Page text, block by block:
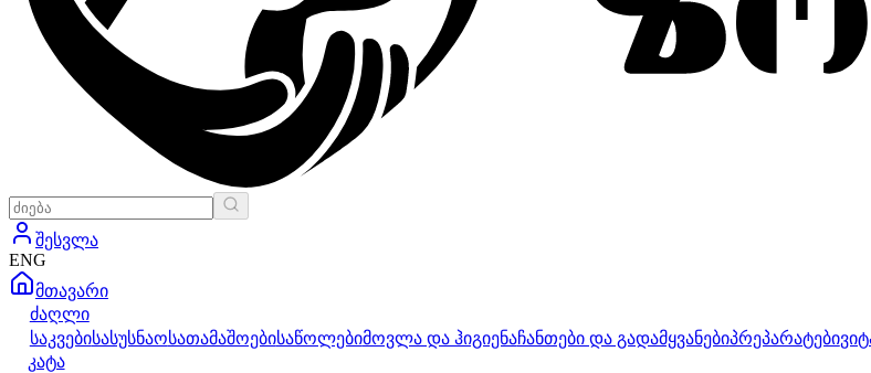
შესვლა
ENG
მთავარი
ძაღლი
საკვებისასუსნაოსათამაშოებისაწოლებიმოვლა და ჰიგიენაჩანთები და გადამყვანებიპრეპარატები
კატა